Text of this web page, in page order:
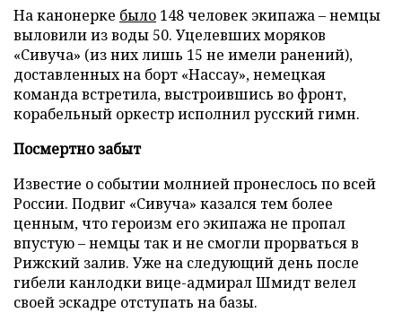
На канонерке было 148 человек экипажа – немцы
выловили из воды 50. Уцелевших моряков
«Сивуча» (из них лишь 15 не имели ранений),
доставленных на борт «Нассау», немецкая
команда встретила, выстроившись во фронт,
корабельный оркестр исполнил русский гимн.
Посмертно забыт
Известие о событии молнией пронеслось по всей
России. Подвиг «Сивуча» казался тем более
ценным, что героизм его экипажа не пропал
впустую – немцы так и не смогли прорваться в
Рижский залив. Уже на следующий день после
гибели канлодки вице-адмирал Шмидт велел
своей эскадре отступать на базы.